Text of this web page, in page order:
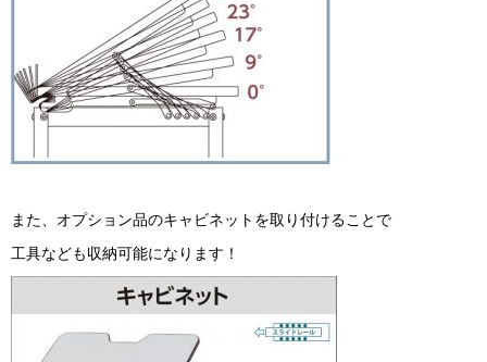
また、オプション品のキャビネットを取り付けることで
工具なども収納可能になります！